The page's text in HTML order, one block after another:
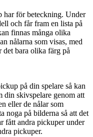
har för beteckning. Under
och får fram en lista på
finnas många olika
nålarna som visas, med
det bara olika färg på
på din spelare så kan
din skivspelare genom att
eller de nålar som
noga på bilderna så att det
fått andra pickuper under
pickuper.